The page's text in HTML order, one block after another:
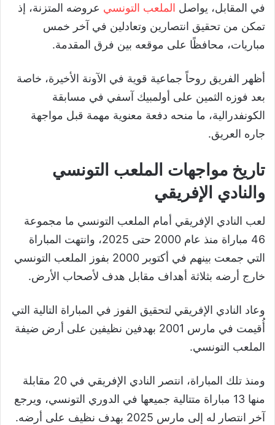
في المقابل، يواصل الملعب التونسي عروضه المتزنة، إذ
تمكن من تحقيق انتصارين وتعادلين في آخر خمس
مباريات، محافظًا على موقعه بين فرق المقدمة.
أظهر الفريق روحاً جماعية قوية في الآونة الأخيرة، خاصة
بعد فوزه الثمين على أولمبيك آسفي في مسابقة
الكونفدرالية، ما منحه دفعة معنوية مهمة قبل مواجهة
جاره العريق.
تاريخ مواجهات الملعب التونسي
والنادي الإفريقي
لعب النادي الإفريقي أمام الملعب التونسي ما مجموعة
46 مباراة منذ عام 2000 حتى 2025، وانتهت المباراة
التي جمعت بينهم في أكتوبر 2000 بفوز الملعب التونسي
خارج أرضه بثلاثة أهداف مقابل هدف لأصحاب الأرض.
وعاد النادي الإفريقي لتحقيق الفوز في المباراة التالية التي
أُقيمت في مارس 2001 بهدفين نظيفين على أرض ضيفة
الملعب التونسي.
ومنذ تلك المباراة، انتصر النادي الإفريقي في 20 مقابلة
منها 13 مباراة متتالية جميعها في الدوري التونسي، ويرجع
آخر انتصار له إلى مارس 2025 بهدف نظيف على أرضه.